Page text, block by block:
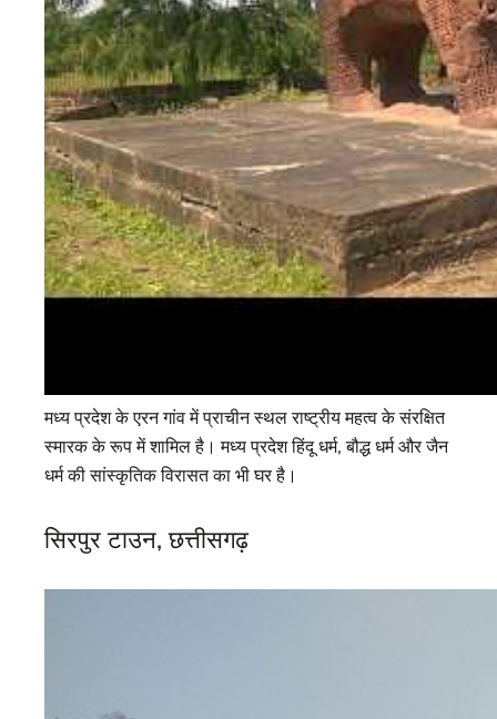
मध्य प्रदेश के एरन गांव में प्राचीन स्थल राष्ट्रीय महत्व के संरक्षित
स्मारक के रूप में शामिल है। मध्य प्रदेश हिंदू धर्म, बौद्ध धर्म और जैन
धर्म की सांस्कृतिक विरासत का भी घर है।
सिरपुर टाउन, छत्तीसगढ़